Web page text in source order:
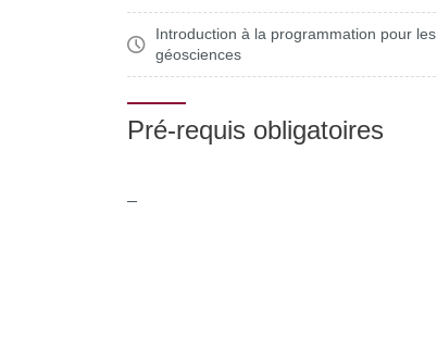
Introduction à la programmation pour les
géosciences
Pré-requis obligatoires